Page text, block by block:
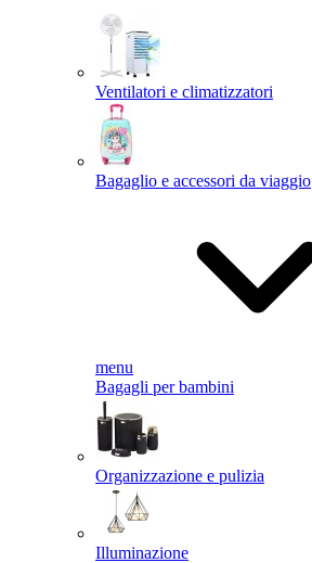
Ventilatori e climatizzatori
Bagaglio e accessori da viaggio
menu
Bagagli per bambini
Organizzazione e pulizia
Illuminazione